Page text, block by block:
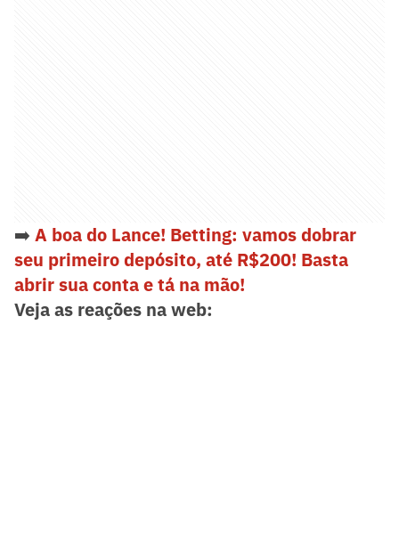
➡️ A boa do Lance! Betting: vamos dobrar
seu primeiro depósito, até R$200! Basta
abrir sua conta e tá na mão!
Veja as reações na web: